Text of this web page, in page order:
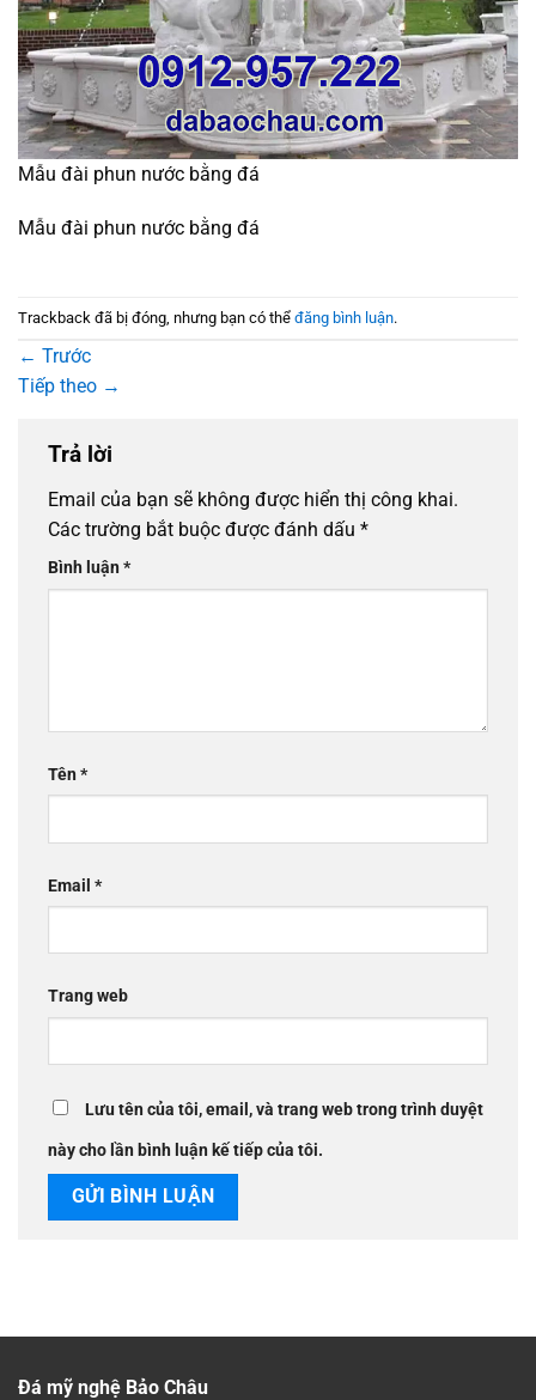
Mẫu đài phun nước bằng đá
Mẫu đài phun nước bằng đá
Trackback đã bị đóng, nhưng bạn có thể đăng bình luận.
← Trước
Tiếp theo →
Trả lời
Email của bạn sẽ không được hiển thị công khai.
Các trường bắt buộc được đánh dấu *
Bình luận*
Tên*
Email *
Trang web
Lưu tên của tôi, email, và trang web trong trình duyệt
này cho lần bình luận kế tiếp của tôi.
Đá mỹ nghệ Bảo Châu